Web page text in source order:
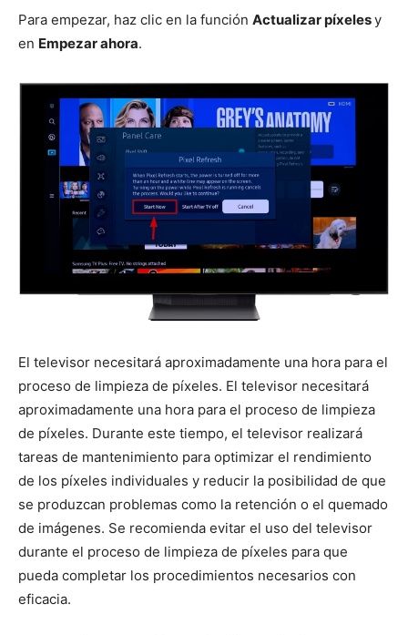
Para empezar, haz clic en la función Actualizar píxelesy
en Empezar ahora.
El televisor necesitará aproximadamente una hora para el
proceso de limpieza de píxeles. El televisor necesitará
aproximadamente una hora para el proceso de limpieza
de píxeles. Durante este tiempo, el televisor realizará
tareas de mantenimiento para optimizar el rendimiento
de los píxeles individuales y reducir la posibilidad de que
se produzcan problemas como la retención o el quemado
de imágenes. Se recomienda evitar el uso del televisor
durante el proceso de limpieza de píxeles para que
pueda completar los procedimientos necesarios con
eficacia.